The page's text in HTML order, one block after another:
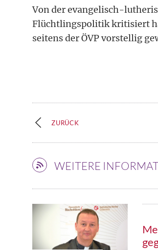
Von der evangelisch-
Flüchtlingspolitik kritisiert
seitens der ÖVP vorstellig
ZURÜCK
WEITERE